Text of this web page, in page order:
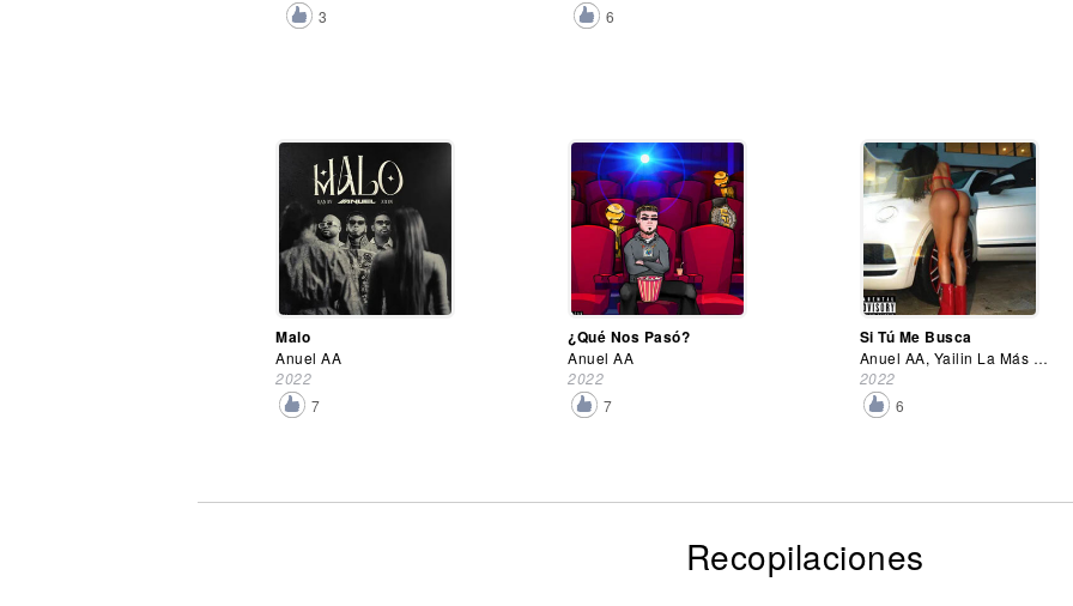
3
6
Malo
Anuel AA
2022
7
¿Qué Nos Pasó?
Anuel AA
2022
7
Si Tú Me Busca
Anuel AA, Yailin La Más Viral
2022
6
Recopilaciones